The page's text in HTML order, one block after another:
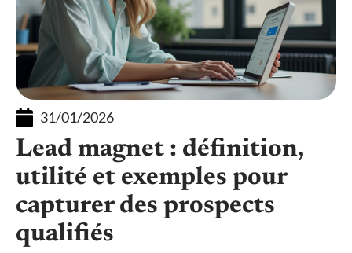
31/01/2026
Lead magnet : définition,
utilité et exemples pour
capturer des prospects
qualifiés